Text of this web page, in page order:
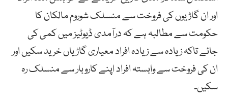
اور ان گاڑیوں کی فروخت سے منسلک شوروم مالکان کا
حکومت سے مطالبہ ہے کہ درآمدی ڈیوٹیز میں کمی کی
جائے تاکہ زیادہ سے زیادہ افراد معیاری گاڑیاں خرید سکیں اور
ان کی فروخت سے وابستہ افراد اپنے کاروبار سے منسلک رہ
سکیں۔